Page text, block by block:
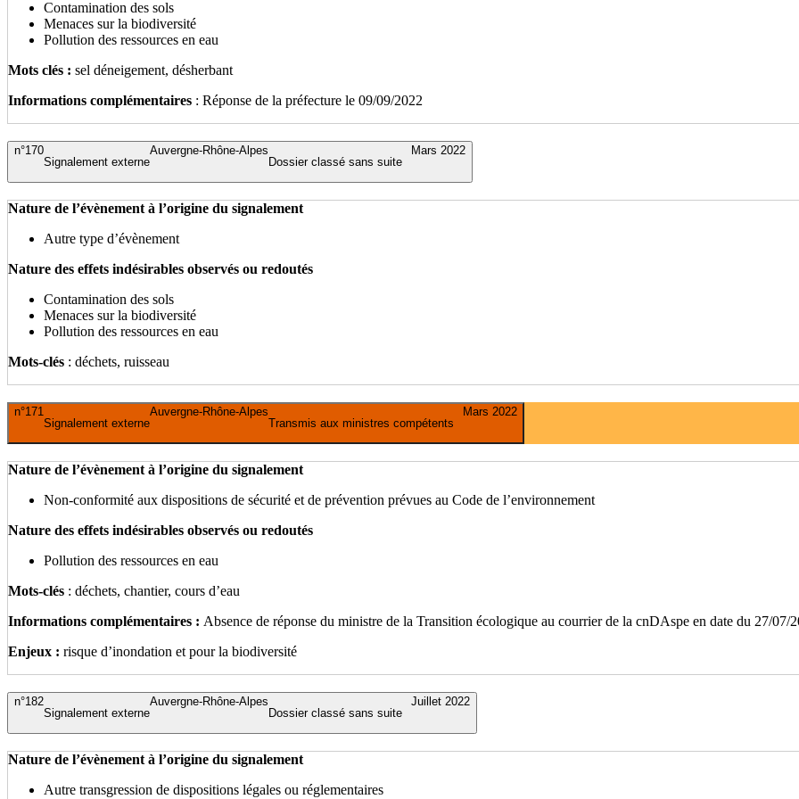
Contamination des sols
Menaces sur la biodiversité
Pollution des ressources en eau
Mots clés : sel déneigement, désherbant
Informations complémentaires : Réponse de la préfecture le 09/09/2022
Mars 2022
Dossier classé sans suite
Auvergne-Rhône-Alpes
Signalement externe
n°170
Nature de l’évènement à l’origine du signalement
Autre type d’évènement
Nature des effets indésirables observés ou redoutés
Contamination des sols
Menaces sur la biodiversité
Pollution des ressources en eau
Mots-clés : déchets, ruisseau
Mars 2022
Transmis aux ministres compétents
Auvergne-Rhône-Alpes
Signalement externe
n°171
Nature de l’évènement à l’origine du signalement
Non-conformité aux dispositions de sécurité et de prévention prévues au Code de l’environnement
Nature des effets indésirables observés ou redoutés
Pollution des ressources en eau
Mots-clés : déchets, chantier, cours d’eau
Informations complémentaires : Absence de réponse du ministre de la Transition écologique au courrier de la cnDAspe en date du 27/07/
Enjeux : risque d’inondation et pour la biodiversité
Juillet 2022
Dossier classé sans suite
Auvergne-Rhône-Alpes
Signalement externe
n°182
Nature de l’évènement à l’origine du signalement
Autre transgression de dispositions légales ou réglementaires